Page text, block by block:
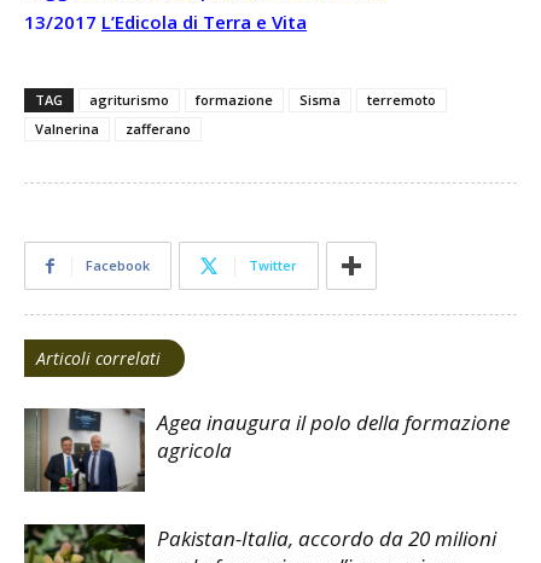
13/2017 L’Edicola di Terra e Vita
TAG agriturismo formazione Sisma
terremoto
Valnerina
zafferano
Facebook Twitter
Articoli correlati
Agea inaugura il polo della formazione
agricola
Pakistan-Italia, accordo da 20 milioni